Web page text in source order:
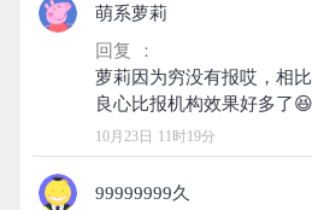
萌系萝莉
回复 ：
萝莉因为穷没有报哎，相
10月23日 11时19分
99999999久